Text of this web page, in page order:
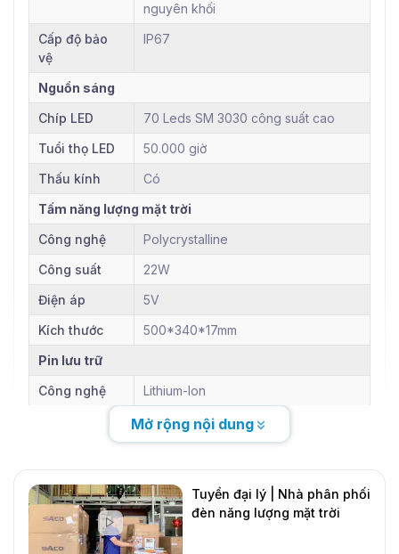
nguyên khối
Cấp độ bảo
vệ
IP67
Nguồn sáng
Chíp LED
70 Leds SM 3030 công suất cao
Tuổi thọ LED
50.000 giờ
Thấu kính
Có
Tấm năng lượng mặt trời
Công nghệ
Polycrystalline
Công suất
22W
Điện áp
5V
Kích thước
500*340*17mm
Pin lưu trữ
Công nghệ
Lithium-Ion
19.000 mAh
Thông tin khác
Thương hiệu
Jindian
Bảo hành
2 năm
Mở rộng nội dung
Tuyển đại lý | Nhà phân phối
đèn năng lượng mặt trời